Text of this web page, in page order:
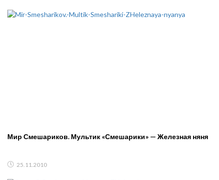
Мир Смешариков. Мультик «Смешарики» — Железная няня
25.11.2010